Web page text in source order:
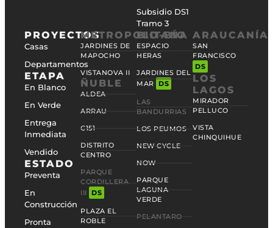
Subsidio DS1
Tramo 3
PROYECTOS
Casas
Departamentos
ETAPA
En Blanco
En Verde
Entrega
Inmediata
Vendido
ESTADO
Preventa
En
Construcción
Pronta
METROPOLITANA
JARDINES DE
MAPOCHO
VISTANOVA II
ÑUBLE
ALDEA
ARRAU
C151
DISTRITO
CENTRO
PARQUE
CORDILLERA
III
DS
PLAZA EL
ROBLE
BIO-BÍO
ESPACIO
HERAS
JARDINES DEL
MAR
DS
LAS
BANDURRIAS
LOS PEUMOS
NEW CYCLE
NOW
PARQUE
LAGUNA
VERDE
PELANTARO
ARAUCANÍA
SAN
FRANCISCO
DS
LOS
LAGOS
MIRADOR
PELLUCO
VISTA
CHINQUIHUE